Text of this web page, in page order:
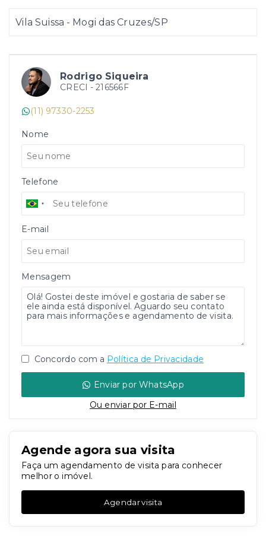
Rodrigo Siqueira
CRECI - 216566F
(11) 97330-2253
Nome
Telefone
E-mail
Mensagem
Concordo com a Política de Privacidade
Enviar por WhatsApp
Ou enviar por E-mail
Agende agora sua visita
Faça um agendamento de visita para conhecer
melhor o imóvel.
Agendar visita
Vila Suissa - Mogi das Cruzes/SP